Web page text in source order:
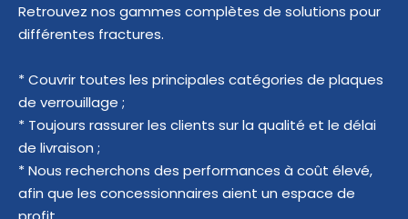
Retrouvez nos gammes complètes de solutions pour
différentes fractures.
* Couvrir toutes les principales catégories de plaques
de verrouillage ;
* Toujours rassurer les clients sur la qualité et le délai
de livraison ;
* Nous recherchons des performances à coût élevé,
afin que les concessionnaires aient un espace de